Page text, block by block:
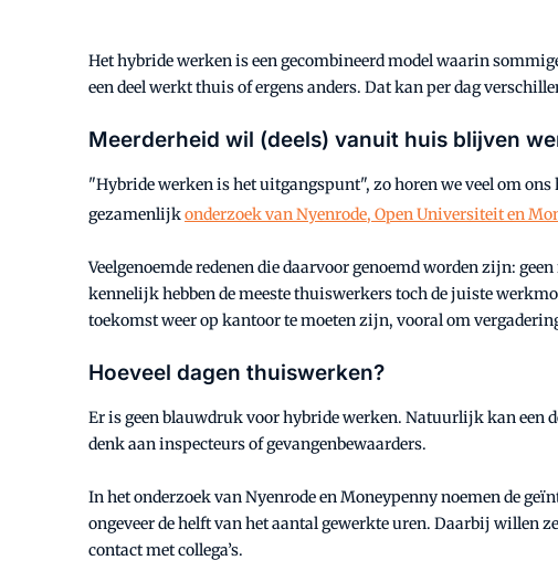
Het hybride werken is een gecombineerd model waarin
een deel werkt thuis of ergens anders. Dat kan per dag
Meerderheid wil (deels) vanuit huis blijven
"Hybride werken is het uitgangspunt", zo horen we veel om
gezamenlijkonderzoek van Nyenrode, Open Universiteit en
Veelgenoemde redenen die daarvoor genoemd worden zijn:
kennelijk hebben de meeste thuiswerkers toch de juiste
toekomst weer op kantoor te moeten zijn, vooral om
Hoeveel dagen thuiswerken?
Er is geen blauwdruk voor hybride werken. Natuurlijk kan een
denk aan inspecteurs of gevangenbewaarders.
In het onderzoek van Nyenrode en Moneypenny noemen de
ongeveer de helft van het aantal gewerkte uren. Daarbij willen
contact met collega’s.